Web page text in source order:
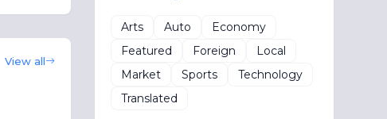
View all
Arts Auto
Economy
Featured
Foreign
Local
Market
Sports
Technology
Translated